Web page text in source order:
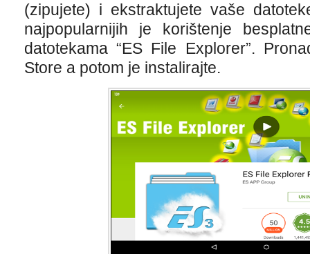
(zipujete) i ekstraktujete vaše
najpopularnijih je korištenje
datotekama “ES File Explorer”.
Store a potom je instalirajte.